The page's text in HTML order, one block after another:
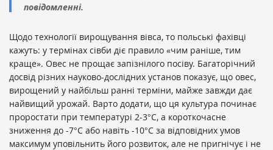
повідомленні.
Щодо технології вирощування вівса, то польські фахівці
кажуть: у термінах сівби діє правило «чим раніше, тим
краще». Овес не прощає запізнілого посіву. Багаторічний
досвід різних науково-дослідних установ показує, що овес,
вирощений у найбільш ранні терміни, майже завжди дає
найвищий урожай. Варто додати, що ця культура починає
проростати при температурі 2-3°C, а короткочасне
зниження до -7°C або навіть -10°C за відповідних умов
максимум уповільнить його розвиток, але не пригнічує і не